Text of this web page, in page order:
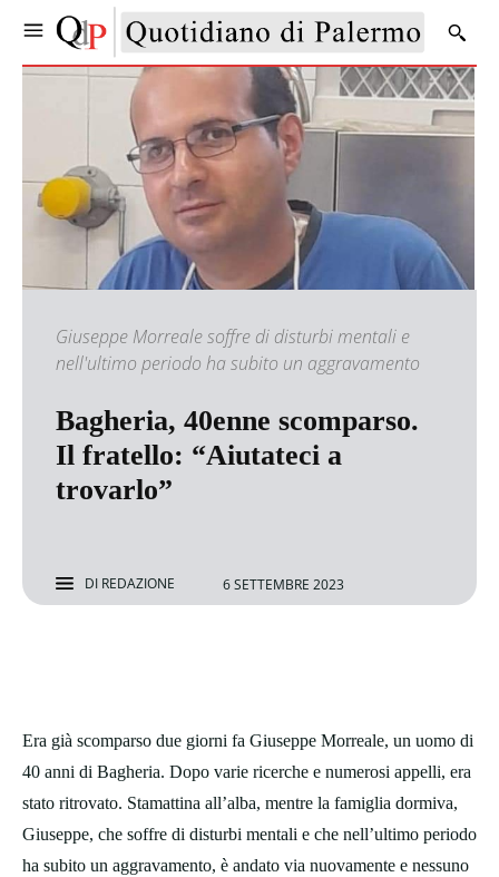
Giuseppe Morreale soffre di disturbi mentali e
nell'ultimo periodo ha subito un aggravamento
Bagheria, 40enne scomparso.
Il fratello: “Aiutateci a
trovarlo”
DI REDAZIONE 6 SETTEMBRE 2023
Era già scomparso due giorni fa Giuseppe Morreale, un uomo di
40 anni di Bagheria. Dopo varie ricerche e numerosi appelli, era
stato ritrovato. Stamattina all’alba, mentre la famiglia dormiva,
Giuseppe, che soffre di disturbi mentali e che nell’ultimo periodo
ha subito un aggravamento, è andato via nuovamente e nessuno